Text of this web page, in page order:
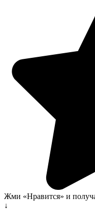
Жми «Нравится» и
↓